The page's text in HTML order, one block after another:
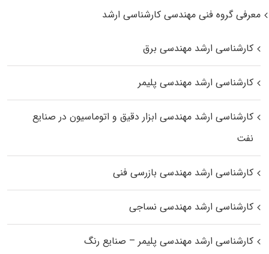
معرفی گروه فنی مهندسی کارشناسی ارشد
کارشناسی ارشد مهندسی برق
کارشناسی ارشد مهندسی پلیمر
کارشناسی ارشد مهندسی ابزار دقیق و اتوماسیون در صنایع
نفت
کارشناسی ارشد مهندسی بازرسی فنی
کارشناسی ارشد مهندسی نساجی
کارشناسی ارشد مهندسی پلیمر – صنایع رنگ